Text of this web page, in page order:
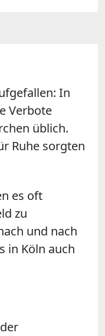
In
Verbote
üblich.
Ruhe sorgten
es oft
zu
und nach
in Köln auch